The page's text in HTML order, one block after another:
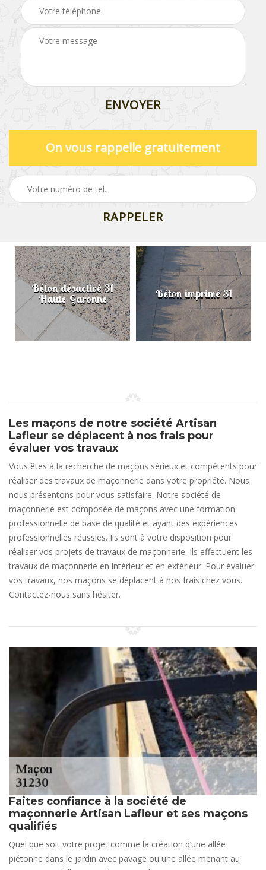
On vous rappelle gratuitement
Béton désactivé 31
Haute-Garonne Béton imprimé 31
Les maçons de notre société Artisan
Lafleur se déplacent à nos frais pour
évaluer vos travaux
Vous êtes à la recherche de maçons sérieux et compétents pour
réaliser des travaux de maçonnerie dans votre propriété. Nous
nous présentons pour vous satisfaire. Notre société de
maçonnerie est composée de maçons avec une formation
professionnelle de base de qualité et ayant des expériences
professionnelles réussies. Ils sont à votre disposition pour
réaliser vos projets de travaux de maçonnerie. Ils effectuent les
travaux de maçonnerie en intérieur et en extérieur. Pour évaluer
vos travaux, nos maçons se déplacent à nos frais chez vous.
Contactez-nous sans hésiter.
Faites confiance à la société de
maçonnerie Artisan Lafleur et ses maçons
qualifiés
Quel que soit votre projet comme la création d’une allée
piétonne dans le jardin avec pavage ou une allée menant au